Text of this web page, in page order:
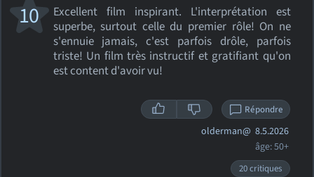
Excellent film inspirant. L'interprétation est
superbe, surtout celle du premier rôle! On ne
s'ennuie jamais, c'est parfois drôle, parfois
triste! Un film très instructif et gratifiant qu'on
est content d'avoir vu!
10
Répondre
olderman@ 8.5.2026
âge: 50+
20 critiques